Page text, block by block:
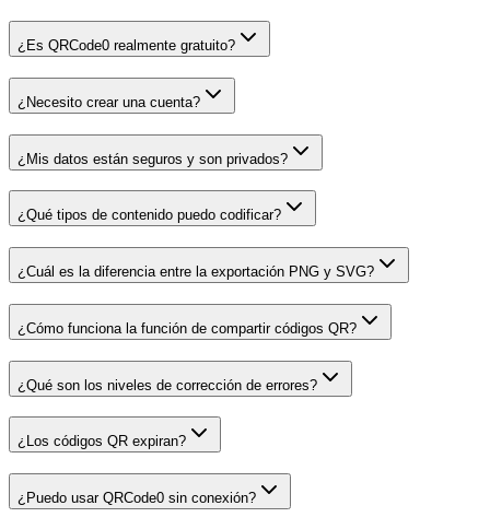
¿Es QRCode0 realmente gratuito?
¿Necesito crear una cuenta?
¿Mis datos están seguros y son privados?
¿Qué tipos de contenido puedo codificar?
¿Cuál es la diferencia entre la exportación PNG y SVG?
¿Cómo funciona la función de compartir códigos QR?
¿Qué son los niveles de corrección de errores?
¿Los códigos QR expiran?
¿Puedo usar QRCode0 sin conexión?